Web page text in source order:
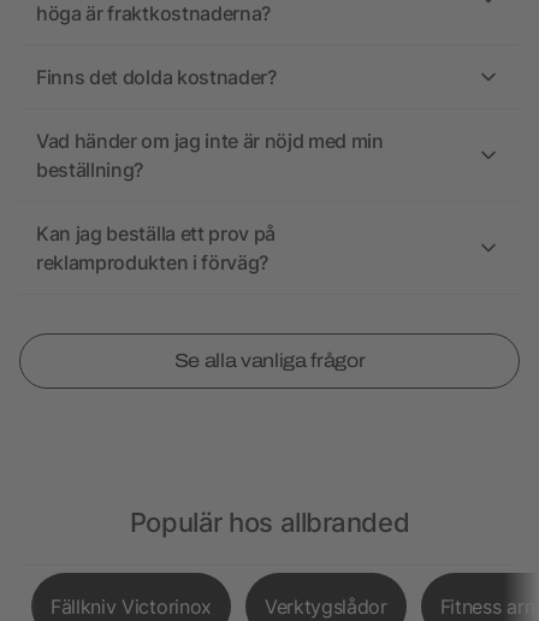
höga är fraktkostnaderna?
Finns det dolda kostnader?
Vad händer om jag inte är nöjd med min
beställning?
Kan jag beställa ett prov på
reklamprodukten i förväg?
Se alla vanliga frågor
Populär hos allbranded
Fällkniv Victorinox Verktygslådor Fitness